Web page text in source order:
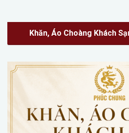
Khăn, Áo Choàng Khách